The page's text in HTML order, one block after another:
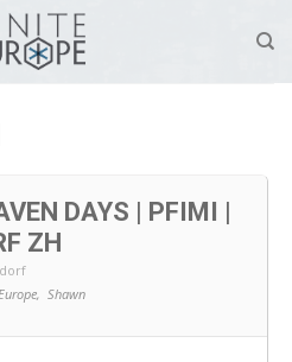
DAYS | PFIMI |
ZH
Shawn